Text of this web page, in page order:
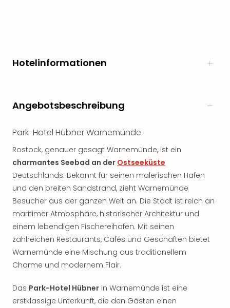
Hotelinformationen
Angebotsbeschreibung
Park-Hotel Hübner Warnemünde
Rostock, genauer gesagt Warnemünde, ist ein
charmantes Seebad an der Ostseeküste
Deutschlands. Bekannt für seinen malerischen Hafen
und den breiten Sandstrand, zieht Warnemünde
Besucher aus der ganzen Welt an. Die Stadt ist reich an
maritimer Atmosphäre, historischer Architektur und
einem lebendigen Fischereihafen. Mit seinen
zahlreichen Restaurants, Cafés und Geschäften bietet
Warnemünde eine Mischung aus traditionellem
Charme und modernem Flair.
Das Park-Hotel Hübner in Warnemünde ist eine
erstklassige Unterkunft, die den Gästen einen